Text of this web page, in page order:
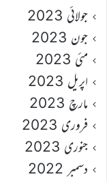
جولائی 2023
جون 2023
مئی 2023
اپریل 2023
مارچ 2023
فروری 2023
جنوری 2023
دسمبر 2022